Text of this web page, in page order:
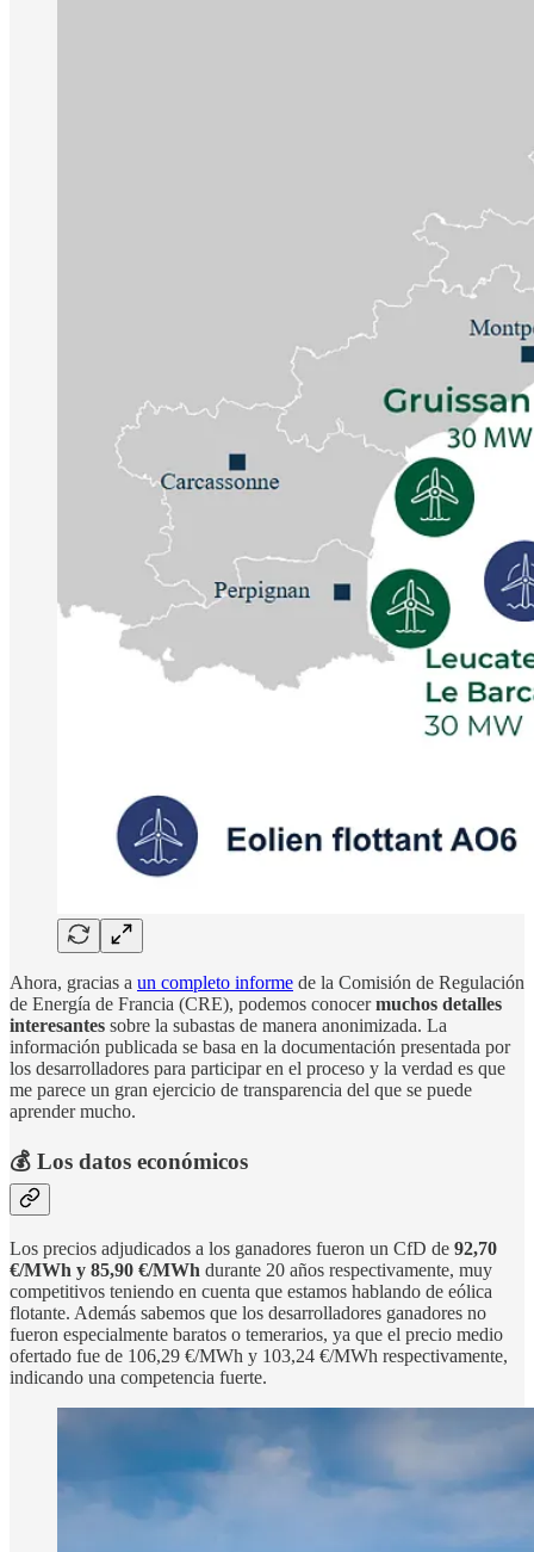
Ahora, gracias a un completo informe de la Comisión de Regulación
de Energía de Francia (CRE), podemos conocermuchos detalles
interesantes sobre la subastas de manera anonimizada. La
información publicada se basa en la documentación presentada por
los desarrolladores para participar en el proceso y la verdad es que
me parece un gran ejercicio de transparencia del que se puede
aprender mucho.
💰 Los datos económicos
Los precios adjudicados a los ganadores fueron un CfD de 92,70
€/MWh y 85,90 €/MWh durante 20 años respectivamente, muy
competitivos teniendo en cuenta que estamos hablando de eólica
flotante. Además sabemos que los desarrolladores ganadores no
fueron especialmente baratos o temerarios, ya que el precio medio
ofertado fue de 106,29 €/MWh y 103,24 €/MWh respectivamente,
indicando una competencia fuerte.